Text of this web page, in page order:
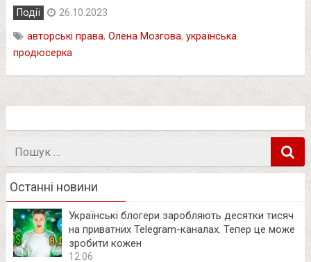
Події
26.10.2023
авторські права, Олена Мозгова, українська
продюсерка
Останні новини
Українські блогери заробляють десятки тисяч
на приватних Telegram-каналах. Тепер це може
зробити кожен
12:06